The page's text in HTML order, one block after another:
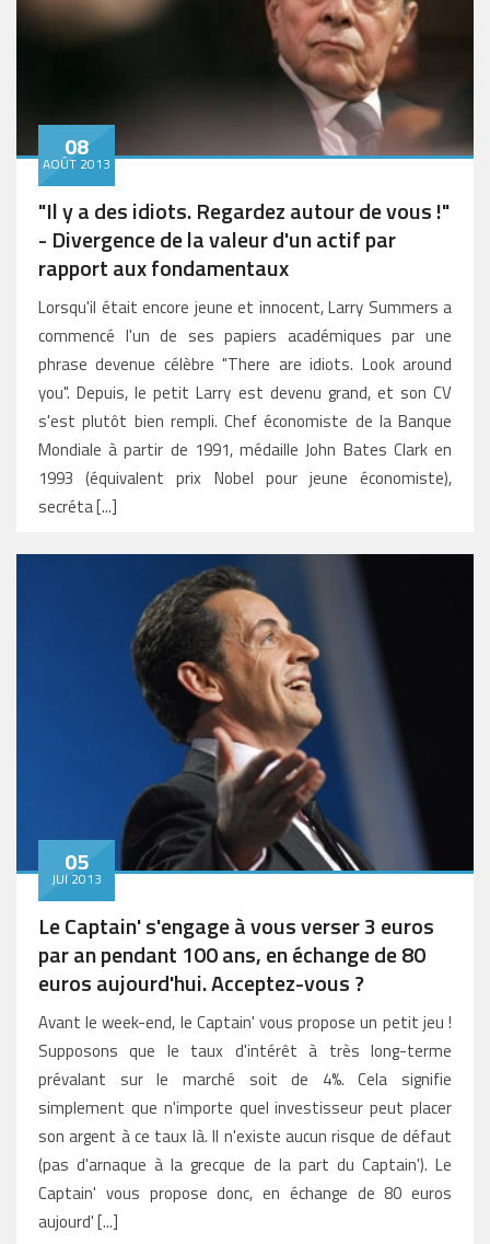
08
AOÛT 2013
"Il y a des idiots. Regardez autour de vous !"
- Divergence de la valeur d'un actif par
rapport aux fondamentaux
Lorsqu'il était encore jeune et innocent, Larry Summers a
commencé l'un de ses papiers académiques par une
phrase devenue célèbre "There are idiots. Look around
you". Depuis, le petit Larry est devenu grand, et son CV
s'est plutôt bien rempli. Chef économiste de la Banque
Mondiale à partir de 1991, médaille John Bates Clark en
1993 (équivalent prix Nobel pour jeune économiste),
secréta [...]
05
JUI 2013
Le Captain' s'engage à vous verser 3 euros
par an pendant 100 ans, en échange de 80
euros aujourd'hui. Acceptez-vous ?
Avant le week-end, le Captain' vous propose un petit jeu !
Supposons que le taux d'intérêt à très long-terme
prévalant sur le marché soit de 4%. Cela signifie
simplement que n'importe quel investisseur peut placer
son argent à ce taux là. Il n'existe aucun risque de défaut
(pas d'arnaque à la grecque de la part du Captain'). Le
Captain' vous propose donc, en échange de 80 euros
aujourd' [...]